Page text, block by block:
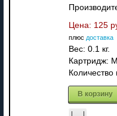
Цена: 125
плюс доставка
Вес: 0.1 кг.
Картридж:
Количество
В корзину